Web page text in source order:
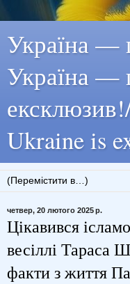
Україна —
Україна —
Ukraine is
четвер, 20 лютого 2025 р.
Цікавився
весіллі Тараса
факти з життя